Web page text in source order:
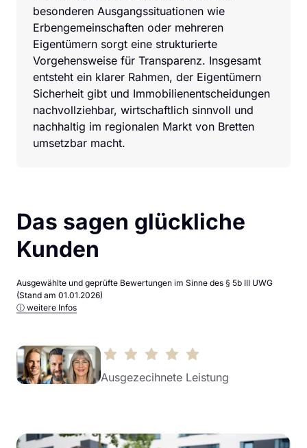
besonderen Ausgangssituationen wie
Erbengemeinschaften oder mehreren
Eigentümern sorgt eine strukturierte
Vorgehensweise für Transparenz. Insgesamt
entsteht ein klarer Rahmen, der Eigentümern
Sicherheit gibt und Immobilienentscheidungen
nachvollziehbar, wirtschaftlich sinnvoll und
nachhaltig im regionalen Markt von Bretten
umsetzbar macht.
Das sagen glückliche
Kunden
Ausgewählte und geprüfte Bewertungen im Sinne des § 5b III UWG
ⓘ weitere Infos
Ausgezecihnete Leistung